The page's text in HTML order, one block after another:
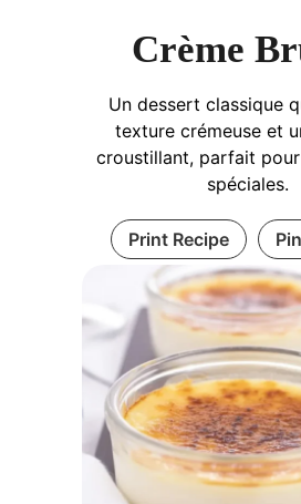
Crème
Un dessert classique
texture crémeuse et
croustillant, parfait
spéciales.
Print Recipe